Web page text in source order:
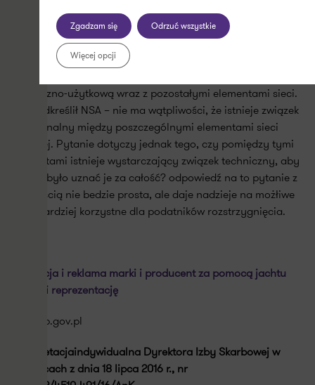
sieci gazowe. W powołanych wyrokach NSA ucylił wyroki
wojewódzkich sądów administracyjnych, wskazując, że
ponownie badając sprawę winny one dokonać oceny, czy
techniczno-użytkową wraz z pozostałymi elementami sieci.
Jak podkreślił NSA – nie ma wątpliwości, że istnieje związek
funkcjonalny między poszczególnymi elementami sieci
gazowej. Pytanie dotyczy jednak tego, czy pomiędzy tymi
elementami istnieje wystarczający związek techniczny, aby
można było uznać je za całość? odpowiedź na to pytanie z
pewnością nie bedzie prosta, ale daje nadzieje na możłiwe
inne, bardziej korzystne dla podatników rozstrzygnięcia.
Promocja i reklama marki i producent za pomocą jachtu
stanowi reprezentację
www.sip.gov.pl
Interpretacjaindywidualna Dyrektora Izby Skarbowej w
Katowicach z dnia 18 lipca 2016 r., nr
Zgadzam się Odrzuć wszystkie
Więcej opcji